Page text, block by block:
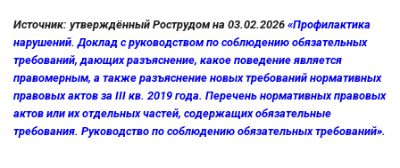
Источник: утверждённый Рострудом на 03.02.2026 «Профилактика
нарушений. Доклад с руководством по соблюдению обязательных
требований, дающих разъяснение, какое поведение является
правомерным, а также разъяснение новых требований нормативных
правовых актов за III кв. 2019 года. Перечень нормативных правовых
актов или их отдельных частей, содержащих обязательные
требования. Руководство по соблюдению обязательных требований».